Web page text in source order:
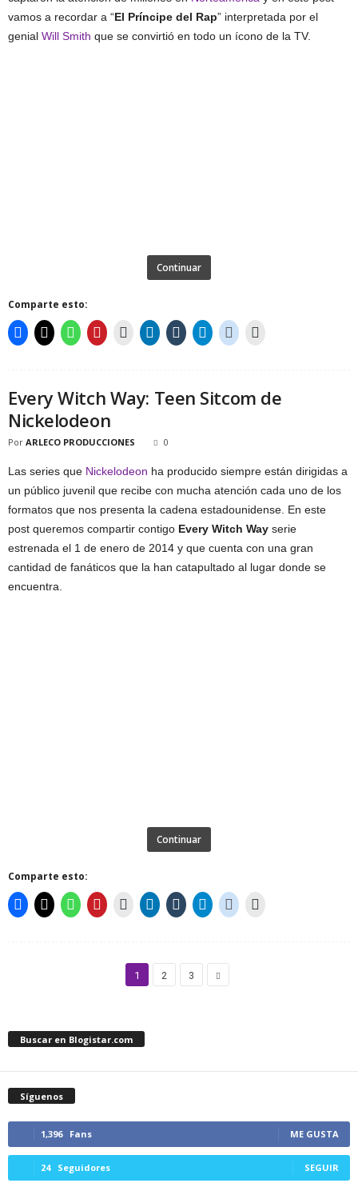
vamos a recordar a “El Príncipe del Rap” interpretada por el
genial Will Smith que se convirtió en todo un ícono de la TV.
Continuar
Comparte esto:
Every Witch Way: Teen Sitcom de
Nickelodeon
Por ARLECO PRODUCCIONES 0
Las series que Nickelodeon ha producido siempre están dirigidas a
un público juvenil que recibe con mucha atención cada uno de los
formatos que nos presenta la cadena estadounidense. En este
post queremos compartir contigo Every Witch Way serie
estrenada el 1 de enero de 2014 y que cuenta con una gran
cantidad de fanáticos que la han catapultado al lugar donde se
encuentra.
Continuar
Comparte esto:
1 2 3
Buscar en Blogistar.com
Síguenos
1,396 Fans ME GUSTA
24 Seguidores SEGUIR